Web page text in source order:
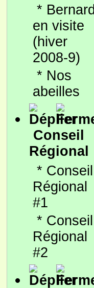
* Bernard
en visite
(hiver
2008-9)
* Nos
abeilles
Conseil
Régional
* Conseil
Régional
#1
* Conseil
Régional
#2